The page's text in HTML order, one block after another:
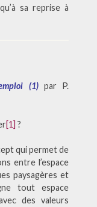
sa reprise à
(1)par P.
[1] ?
qui permet de
entre l’espace
paysagères et
tout espace
des valeurs